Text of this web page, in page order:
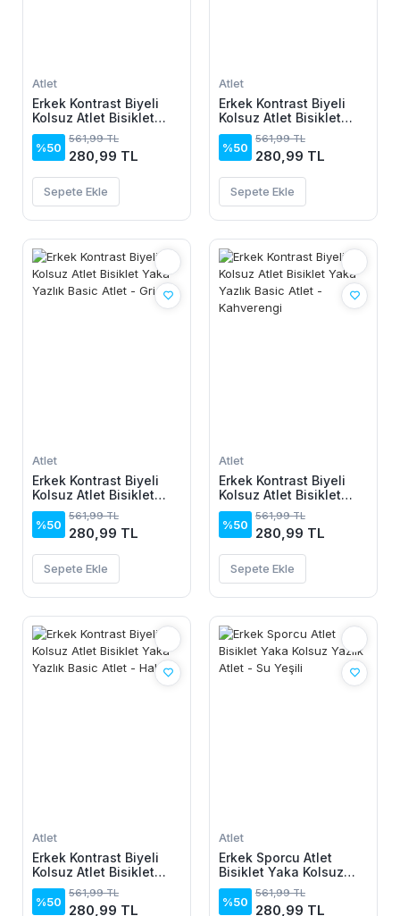
Atlet
Erkek Kontrast Biyeli
Kolsuz Atlet Bisiklet
Yaka Yazlık Basic Atlet
- Kırmızı
%50
561,99 TL
280,99 TL
Sepete Ekle
Atlet
Erkek Kontrast Biyeli
Kolsuz Atlet Bisiklet
Yaka Yazlık Basic Atlet
- Beyaz
%50
561,99 TL
280,99 TL
Sepete Ekle
Atlet
Erkek Kontrast Biyeli
Kolsuz Atlet Bisiklet
Yaka Yazlık Basic Atlet
- Gri
%50
561,99 TL
280,99 TL
Sepete Ekle
Atlet
Erkek Kontrast Biyeli
Kolsuz Atlet Bisiklet
Yaka Yazlık Basic Atlet
- Kahverengi
%50
561,99 TL
280,99 TL
Sepete Ekle
Atlet
Erkek Kontrast Biyeli
Kolsuz Atlet Bisiklet
Yaka Yazlık Basic Atlet
- Haki
%50
561,99 TL
280,99 TL
Atlet
Erkek Sporcu Atlet
Bisiklet Yaka Kolsuz
Yazlık Atlet - Su Yeşili
%50
561,99 TL
280,99 TL